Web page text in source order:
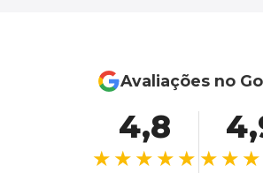
Avaliações no
4,8
★★★★★